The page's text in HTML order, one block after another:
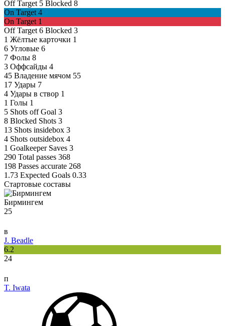
Off Target 5 Blocked 8
On Target 4
On Target 1
Off Target 6 Blocked 3
1 Жёлтые карточки 1
6 Угловые 6
7 Фолы 8
3 Оффсайды 4
45 Владение мячом 55
17 Удары 7
4 Удары в створ 1
1 Голы 1
5 Shots off Goal 3
8 Blocked Shots 3
13 Shots insidebox 3
4 Shots outsidebox 4
1 Goalkeeper Saves 3
290 Total passes 368
198 Passes accurate 268
1.73 Expected Goals 0.33
Стартовые составы
Бирмингем
25
в
J. Beadle
6.2
24
п
T. Iwata